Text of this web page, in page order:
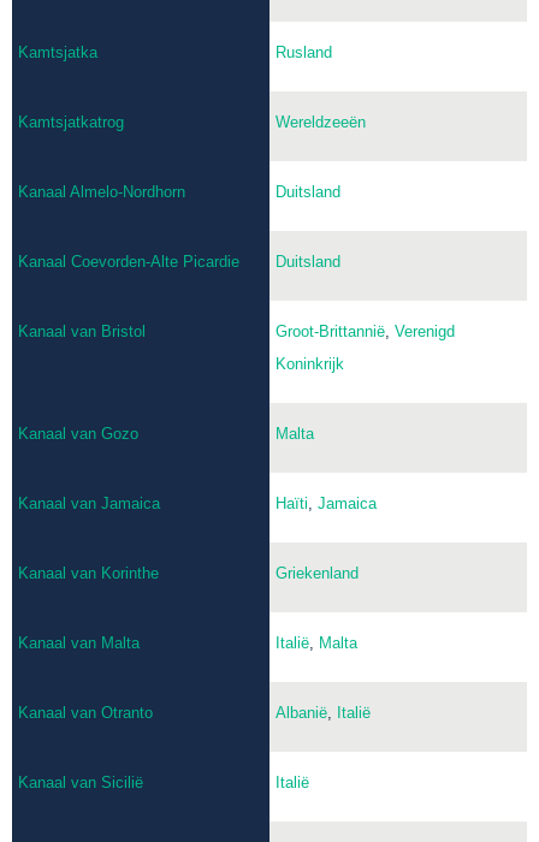
Kamtsjatka Rusland
Kamtsjatkatrog Wereldzeeën
Kanaal Almelo-Nordhorn Duitsland
Kanaal Coevorden-Alte Picardie Duitsland
Kanaal van Bristol Groot-Brittannië, Verenigd
Koninkrijk
Kanaal van Gozo Malta
Kanaal van Jamaica Haïti, Jamaica
Kanaal van Korinthe Griekenland
Kanaal van Malta Italië, Malta
Kanaal van Otranto Albanië, Italië
Kanaal van Sicilië Italië